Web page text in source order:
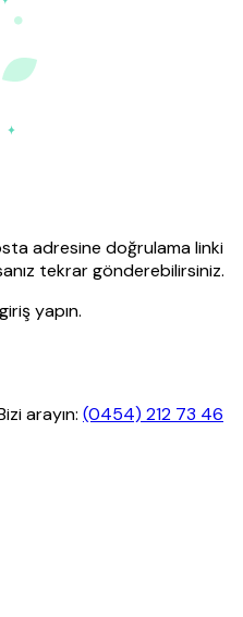
adresine doğrulama linki
tekrar gönderebilirsiniz.
yapın.
arayın: (0454) 212 73 46